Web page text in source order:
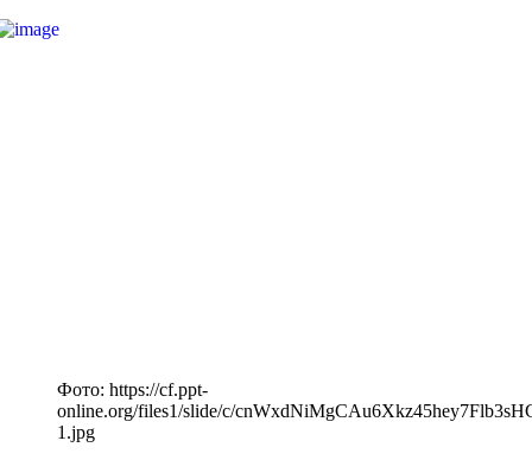
Фото: https://cf.ppt-
online.org/files1/slide/c/
1.jpg